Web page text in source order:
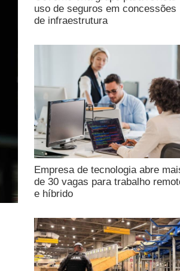
uso de seguros em concessões
de infraestrutura
Empresa de tecnologia abre
de 30 vagas para trabalho
e híbrido